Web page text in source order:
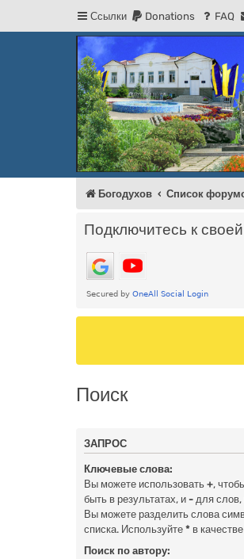
Ссылки Donations FAQ
Регистрация
Форум
Богодухов
Богодухов Список
Подключитесь к
Поиск
ЗАПРОС
Ключевые слова:
Вы можете использовать +,
быть в результатах, и - для слов,
Вы можете разделить слова
списка. Используйте * в
Поиск по автору: